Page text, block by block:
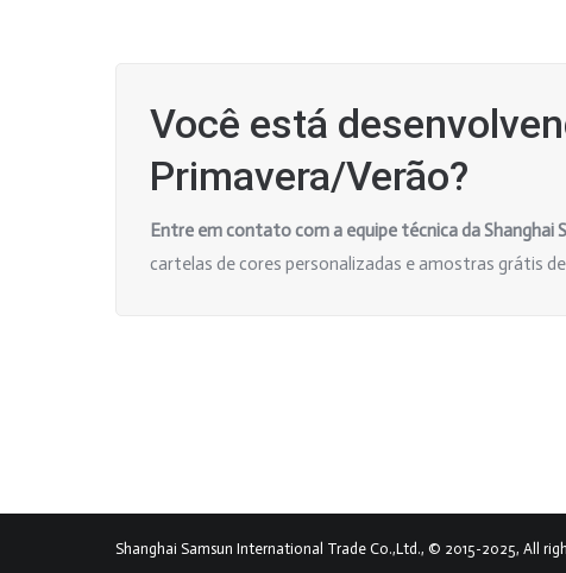
Você está
Primavera/Verão?
Entre em contato com a equipe técnica da Shanghai
cartelas de cores personalizadas e amostras grátis
Shanghai Samsun International Trade Co.,Ltd., © 2015-2025, All